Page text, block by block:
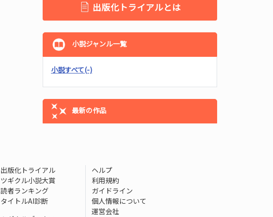
出版化トライアルとは
小説ジャンル一覧
小説すべて(-)
最新の作品
出版化トライアル
ツギクル小説大賞
読者ランキング
タイトルAI診断
ヘルプ
利用規約
ガイドライン
個人情報について
運営会社